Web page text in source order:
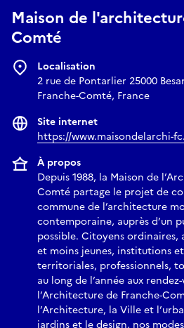
travail de femmes architectes.
Ce sont également les usages
photographie qui sont mises en
ce corpus proviennent d’un fonds
ministère de la Culture, confiée à
professionnels (Thierry Ardouin,
Marc, Florent Michel et Myr
de photographier 190 sites
contemporaine remarquable” sur
Guide du Centre des Monuments
De septembre 2026 à septembre
permet de découvrir dans douze
cette richesse architecturale que
labellisés « Architecture
Commissariat de l’exposition
l’architecture et de la ville
Maison de l’architecture et des
en association avec le Réseau des
Maison de
Comté
Localisation
2 rue de Pontarlier 25000
Franche-Comté, France
Site internet
https://www.maisondelarchi-
À propos
Depuis 1988, la Maison de
Comté partage le projet de
commune de l’architecture
contemporaine, auprès d’un
possible. Citoyens ordinaires,
et moins jeunes, institutions
territoriales, professionnels,
au long de l’année aux
l’Architecture de Franche-
l’Architecture, la Ville et
jardins et le design, nos